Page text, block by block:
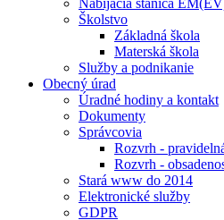
Nabíjacia stanica
Školstvo
Základná škola
Materská škola
Služby a podnikanie
Obecný úrad
Úradné hodiny a kontakt
Dokumenty
Správcovia
Rozvrh -
Rozvrh -
Stará www do 2014
Elektronické služby
GDPR